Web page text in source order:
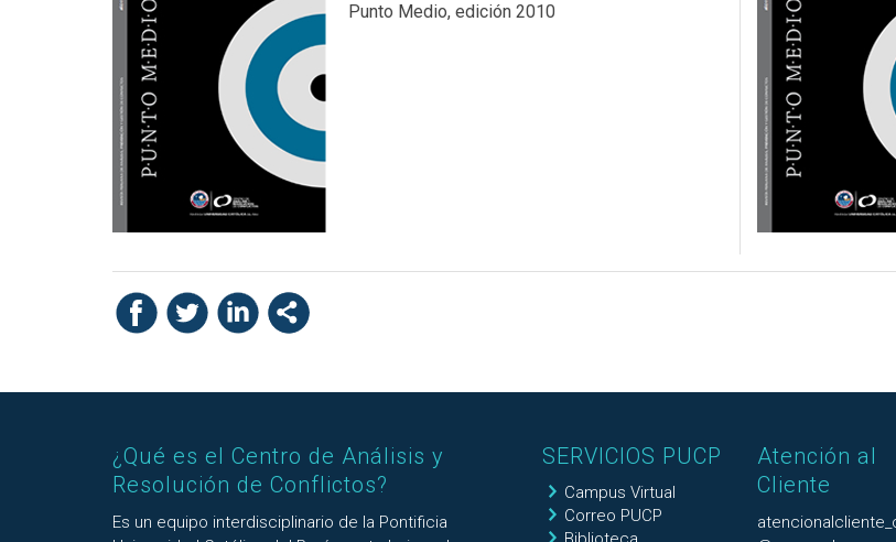
Punto Medio, edición 2010
¿Qué es el Centro de Análisis y
Resolución de Conflictos?
Es un equipo interdisciplinario de la Pontificia
SERVICIOS PUCP
Campus Virtual
Correo PUCP
Atención al
Cliente